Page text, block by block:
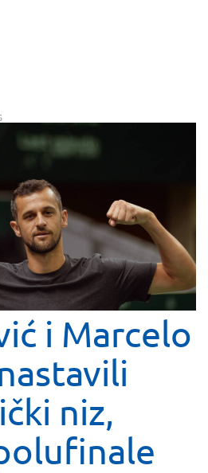
i Marcelo
niz,